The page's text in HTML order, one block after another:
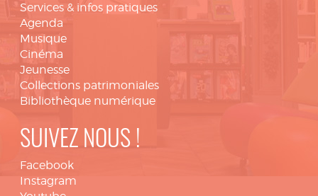
Services & infos pratiques
Agenda
Musique
Cinéma
Jeunesse
Collections patrimoniales
Bibliothèque numérique
SUIVEZ NOUS !
Facebook
Instagram